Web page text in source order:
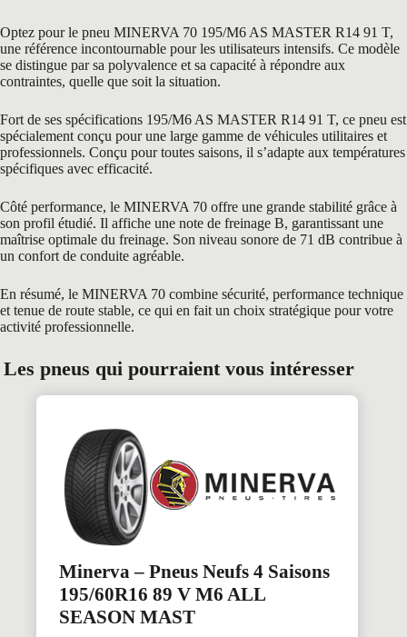
Optez pour le pneu MINERVA 70 195/M6 AS MASTER R14 91 T,
une référence incontournable pour les utilisateurs intensifs. Ce modèle
se distingue par sa polyvalence et sa capacité à répondre aux
contraintes, quelle que soit la situation.
Fort de ses spécifications 195/M6 AS MASTER R14 91 T, ce pneu est
spécialement conçu pour une large gamme de véhicules utilitaires et
professionnels. Conçu pour toutes saisons, il s’adapte aux températures
spécifiques avec efficacité.
Côté performance, le MINERVA 70 offre une grande stabilité grâce à
son profil étudié. Il affiche une note de freinage B, garantissant une
maîtrise optimale du freinage. Son niveau sonore de 71 dB contribue à
un confort de conduite agréable.
En résumé, le MINERVA 70 combine sécurité, performance technique
et tenue de route stable, ce qui en fait un choix stratégique pour votre
activité professionnelle.
Les pneus qui pourraient vous intéresser
Minerva – Pneus Neufs 4 Saisons
195/60R16 89 V M6 ALL
SEASON MAST